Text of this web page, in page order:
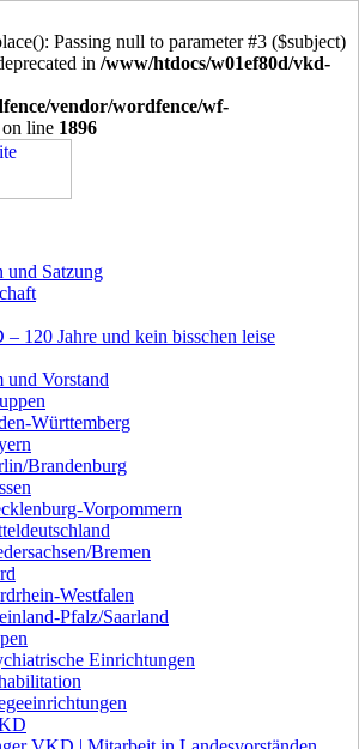
Passing null to parameter #3 ($subject)
in /www/htdocs/w01ef80d/vkd-
vendor/wordfence/wf-
on line 1896
und Satzung
120 Jahre und kein bisschen leise
und Vorstand
Württemberg
Brandenburg
Vorpommern
Bremen
Westfalen
Pfalz/Saarland
Einrichtungen